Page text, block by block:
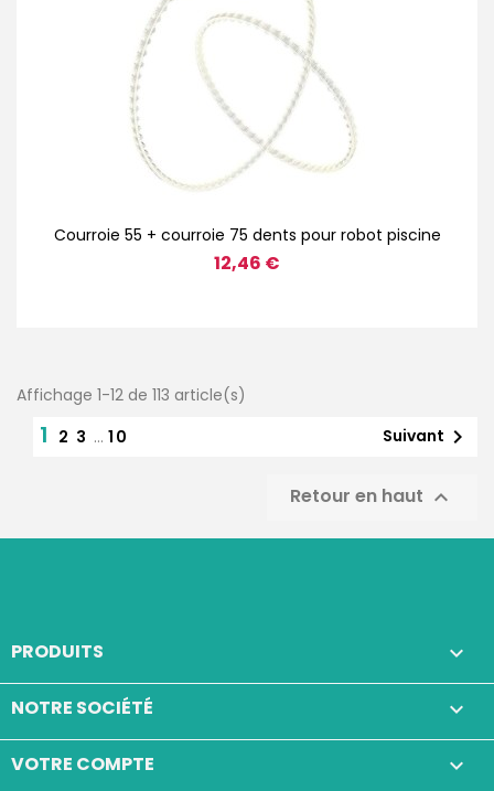
Courroie 55 + courroie 75 dents pour robot piscine
12,46 €
Affichage 1-12 de 113 article(s)
1 2 3 … 10 Suivant 
Retour en haut 
PRODUITS 
NOTRE SOCIÉTÉ 
VOTRE COMPTE 